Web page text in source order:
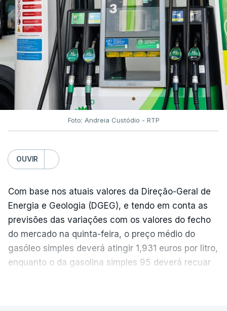
Foto: Andreia Custódio - RTP
OUVIR
Com base nos atuais valores da Direção-Geral de
Energia e Geologia (DGEG), e tendo em conta as
previsões das variações com os valores do fecho
do mercado na quinta-feira, o preço médio do
gasóleo simples deverá atingir 1,931 euros por litro,
enquanto o da gasolina simples 95 deverá recuar